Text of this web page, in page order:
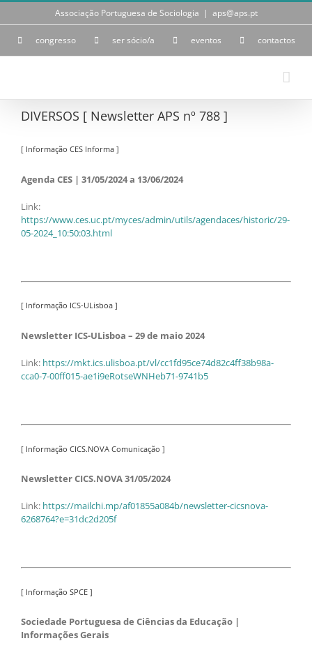
Skip
Associação Portuguesa de Sociologia | aps@aps.pt
congresso ser sócio/a eventos contactos
DIVERSOS [ Newsletter APS nº 788 ]
[ Informação CES Informa ]
Agenda CES | 31/05/2024 a 13/06/2024
Link:
https://www.ces.uc.pt/myces/admin/utils/agendaces/historic/29-
05-2024_10:50:03.html
[ Informação ICS-ULisboa ]
Newsletter ICS-ULisboa – 29 de maio 2024
Link: https://mkt.ics.ulisboa.pt/vl/cc1fd95ce74d82c4ff38b98a-
cca0-7-00ff015-ae1i9eRotseWNHeb71-9741b5
[ Informação CICS.NOVA Comunicação ]
Newsletter CICS.NOVA 31/05/2024
Link: https://mailchi.mp/af01855a084b/newsletter-cicsnova-
6268764?e=31dc2d205f
[ Informação SPCE ]
Sociedade Portuguesa de Ciências da Educação |
Informações Gerais